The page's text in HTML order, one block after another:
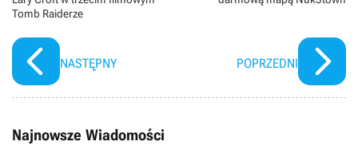
Tomb Raiderze
NASTĘPNY POPRZEDNI
Najnowsze Wiadomości